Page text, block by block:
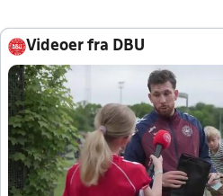
Videoer fra DBU